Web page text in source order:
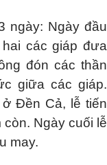
ngày: Ngày đầu
các giáp đưa
đón các thần
giữa các giáp.
Đền Cả, lễ tiến
Ngày cuối lễ
may.